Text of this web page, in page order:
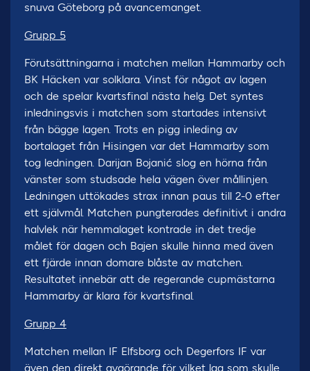
snuva Göteborg på avancemanget.
Grupp 5
Förutsättningarna i matchen mellan Hammarby och
BK Häcken var solklara. Vinst för något av lagen
och de spelar kvartsfinal nästa helg. Det syntes
inledningsvis i matchen som startades intensivt
från bägge lagen. Trots en pigg inleding av
bortalaget från Hisingen var det Hammarby som
tog ledningen. Darijan Bojanić slog en hörna från
vänster som studsade hela vägen över mållinjen.
Ledningen uttökades strax innan paus till 2-0 efter
ett självmål. Matchen pungterades definitivt i andra
halvlek när hemmalaget kontrade in det tredje
målet för dagen och Bajen skulle hinna med även
ett fjärde innan domare blåste av matchen.
Resultatet innebär att de regerande cupmästarna
Hammarby är klara för kvartsfinal.
Grupp 4
Matchen mellan IF Elfsborg och Degerfors IF var
även den direkt avgörande för vilket lag som skulle